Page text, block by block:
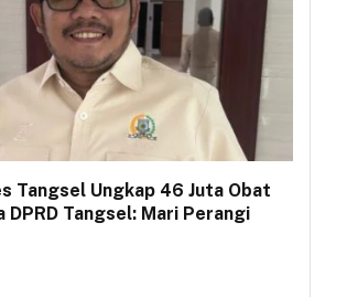
Tangsel Ungkap 46 Juta Obat
Tangsel: Mari Perangi